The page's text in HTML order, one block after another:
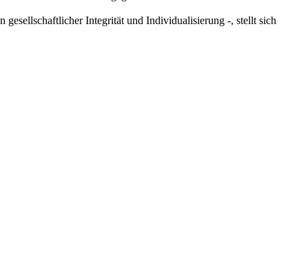
gesellschaftlicher Integrität und Individualisierung -, stellt sich